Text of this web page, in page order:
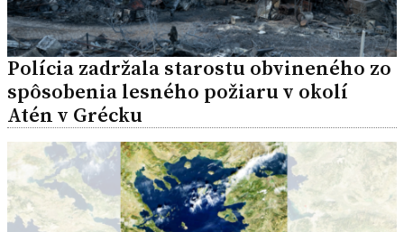
Polícia zadržala starostu obvineného zo
spôsobenia lesného požiaru v okolí
Atén v Grécku